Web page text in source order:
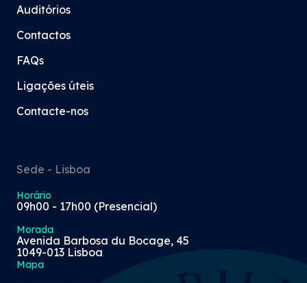
Auditórios
Contactos
FAQs
Ligações úteis
Contacte-nos
Sede - Lisboa
Horário
09h00 - 17h00 (Presencial)
Morada
Avenida Barbosa du Bocage, 45
1049-013 Lisboa
Mapa